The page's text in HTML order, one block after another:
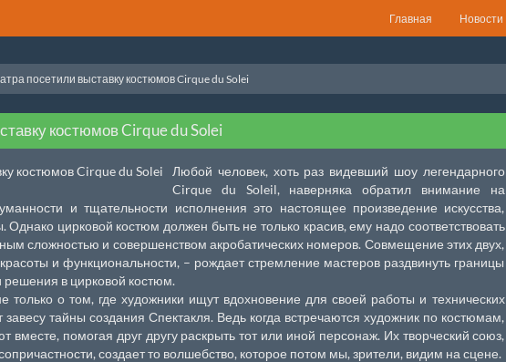
Главная Новости
посетили выставку костюмов Cirque du Solei
костюмов Cirque du Solei
Любой человек, хоть раз видевший шоу легендарного
Cirque du Soleil, наверняка обратил внимание на
и тщательности исполнения это настоящее произведение искусства,
цирковой костюм должен быть не только красив, ему надо соответствовать
сложностью и совершенством акробатических номеров. Совмещение этих двух,
и функциональности, – рождает стремление мастеров раздвинуть границы
решения в цирковой костюм.
только о том, где художники ищут вдохновение для своей работы и технических
завесу тайны создания Спектакля. Ведь когда встречаются художник по костюмам,
вместе, помогая друг другу раскрыть тот или иной персонаж. Их творческий союз,
создает то волшебство, которое потом мы, зрители, видим на сцене.